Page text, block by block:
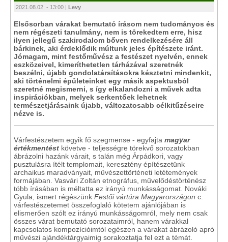
2021.08.02. - 13:00 | Levy
Elsősorban várakat bemutató írásom nem tudományos és
nem régészeti tanulmány, nem is törekedtem erre, hisz
ilyen jellegű szakirodalom bőven rendelkezésére áll
bárkinek, aki érdeklődik múltunk jeles építészete iránt.
Jómagam, mint festőművész a festészet nyelvén, ennek
eszközeivel, kimeríthetetlen tárházával szeretnék
beszélni, újabb gondolatársításokra késztetni mindenkit,
aki történelmi épületeinket egy másik aspektusból
szeretné megismerni, s így elkalandozni a művek adta
inspirációkban, melyek serkentőek lehetnek
természetjárásaink újabb, változatosabb célkitűzéseire
nézve is.
Várfestészetem egyik fő szegmense - egyfajta magyar
értékmentést követve - teljességre törekvő sorozatokban
ábrázolni hazánk várait, s talán még Árpádkori, vagy
pusztulásra ítélt templomait, keresztény építészetünk
archaikus maradványait, művészettörténeti letétemények
formájában. Vasvári Zoltán etnográfus, művelődéstörténész
több írásában is méltatta ez irányú munkásságomat. Nováki
Gyula, ismert régészünk Festői vártúra Magyarországon c.
várfestészetemet összefoglaló kötetem ajánlójában is
elismerően szólt ez irányú munkásságomról, mely nem csak
összes várat bemutató sorozataimról, hanem várakkal
kapcsolatos kompozícióimtól egészen a várakat ábrázoló apró
művészi ajándéktárgyaimig sorakoztatja fel ezt a témát.